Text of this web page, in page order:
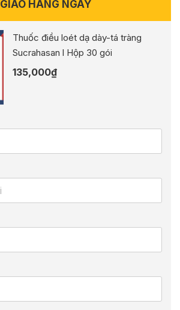
GIAO HÀNG NGAY
Thuốc điều loét dạ dày-tá tràng
Sucrahasan l Hộp 30 gói
135,000₫